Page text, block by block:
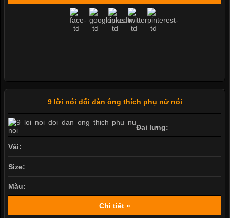
9 lời nói dối đàn ông thích phụ nữ nói
Đai lưng:
Vải:
Size:
Màu:
Chi tiết »